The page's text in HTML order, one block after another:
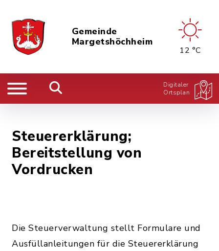
Gemeinde
Margetshöchheim
12 °C
Digitaler
Ortsplan
Steuererklärung;
Bereitstellung von
Vordrucken
Die Steuerverwaltung stellt Formulare und
Ausfüllanleitungen für die Steuererklärung